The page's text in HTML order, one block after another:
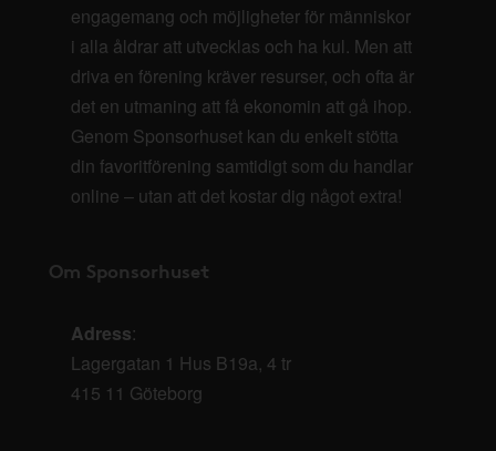
engagemang och möjligheter för människor
i alla åldrar att utvecklas och ha kul. Men att
driva en förening kräver resurser, och ofta är
det en utmaning att få ekonomin att gå ihop.
Genom Sponsorhuset kan du enkelt stötta
din favoritförening samtidigt som du handlar
online – utan att det kostar dig något extra!
Om Sponsorhuset
Adress:
Lagergatan 1 Hus B19a, 4 tr
415 11 Göteborg